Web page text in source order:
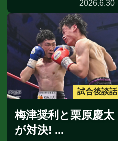
2026.6.30
試合後談話
梅津奨利と栗原慶太
が対決! ...